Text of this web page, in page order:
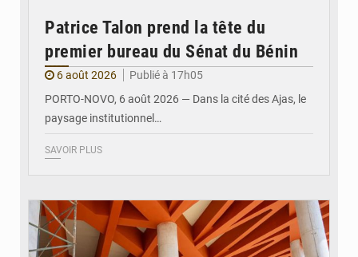
Patrice Talon prend la tête du
premier bureau du Sénat du Bénin
6 août 2026
Publié à 17h05
PORTO-NOVO, 6 août 2026 — Dans la cité des Ajas, le
paysage institutionnel…
SAVOIR PLUS